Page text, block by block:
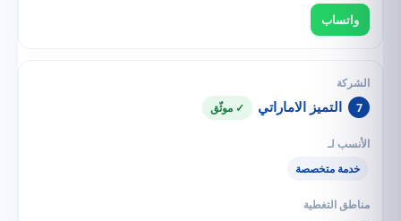
واتساب
7 التميز الاماراتي ✓ موثّق
خدمة متخصصة